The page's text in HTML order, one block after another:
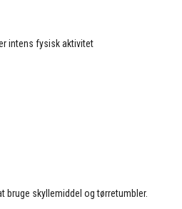
intens fysisk aktivitet
bruge skyllemiddel og tørretumbler.